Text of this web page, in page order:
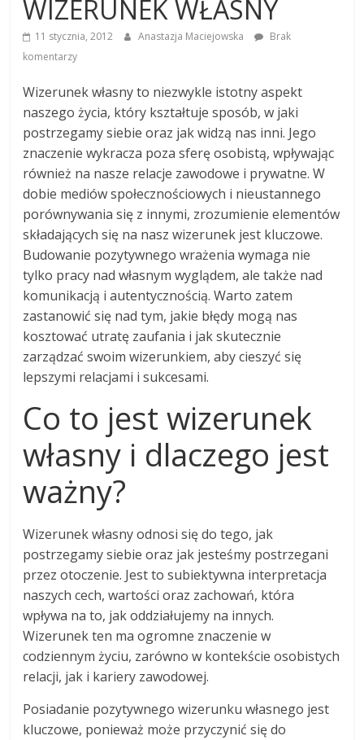
WIZERUNEK WŁASNY
11 stycznia, 2012 Anastazja Maciejowska
Brak
komentarzy
Wizerunek własny to niezwykle istotny aspekt
naszego życia, który kształtuje sposób, w jaki
postrzegamy siebie oraz jak widzą nas inni. Jego
znaczenie wykracza poza sferę osobistą, wpływając
również na nasze relacje zawodowe i prywatne. W
dobie mediów społecznościowych i nieustannego
porównywania się z innymi, zrozumienie elementów
składających się na nasz wizerunek jest kluczowe.
Budowanie pozytywnego wrażenia wymaga nie
tylko pracy nad własnym wyglądem, ale także nad
komunikacją i autentycznością. Warto zatem
zastanowić się nad tym, jakie błędy mogą nas
kosztować utratę zaufania i jak skutecznie
zarządzać swoim wizerunkiem, aby cieszyć się
lepszymi relacjami i sukcesami.
Co to jest wizerunek
własny i dlaczego jest
ważny?
Wizerunek własny odnosi się do tego, jak
postrzegamy siebie oraz jak jesteśmy postrzegani
przez otoczenie. Jest to subiektywna interpretacja
naszych cech, wartości oraz zachowań, która
wpływa na to, jak oddziałujemy na innych.
Wizerunek ten ma ogromne znaczenie w
codziennym życiu, zarówno w kontekście osobistych
relacji, jak i kariery zawodowej.
Posiadanie pozytywnego wizerunku własnego jest
kluczowe, ponieważ może przyczynić się do